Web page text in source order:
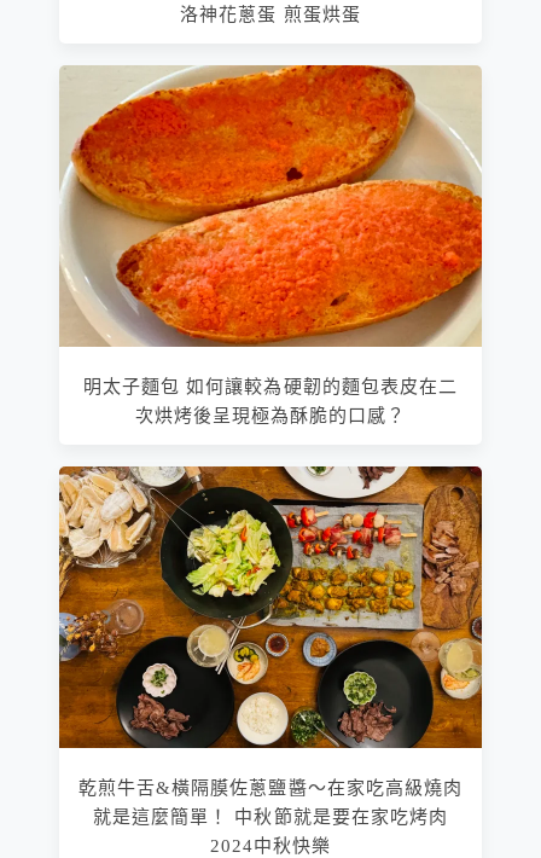
洛神花蔥蛋 煎蛋烘蛋
明太子麵包 如何讓較為硬韌的麵包表皮在二
次烘烤後呈現極為酥脆的口感？
乾煎牛舌&橫隔膜佐蔥鹽醬～在家吃高級燒肉
就是這麼簡單！ 中秋節就是要在家吃烤肉
2024中秋快樂